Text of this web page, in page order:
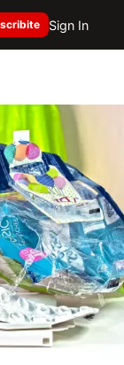
Sign In